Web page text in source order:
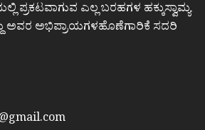
ಪ್ರಕಟವಾಗುವ ಎಲ್ಲ ಬರಹಗಳ ಹಕ್ಕುಸ್ವಾಮ್ಯ
ಅವರ ಅಭಿಪ್ರಾಯಗಳಹೊಣೆಗಾರಿಕೆ ಸದರಿ